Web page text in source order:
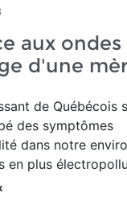
aux ondes
d'une
de Québécois
des symptômes
dans notre
en plus